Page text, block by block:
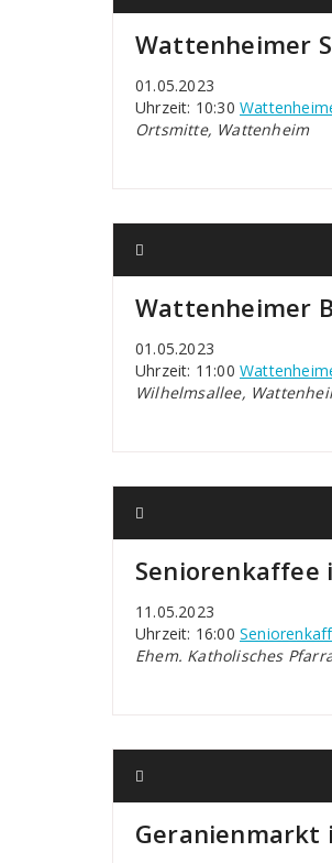
Wattenheimer
01.05.2023
Uhrzeit: 10:30
Ortsmitte, Wattenheim
Wattenheimer
01.05.2023
Uhrzeit: 11:00
Wilhelmsallee,
Seniorenkaffee
11.05.2023
Uhrzeit: 16:00
Ehem. Katholisches
Geranienmarkt